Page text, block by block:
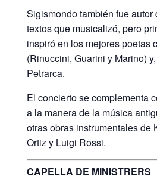
Sigismondo también fue
textos que musicalizó, pero
inspiró en los mejores poetas
(Rinuccini, Guarini y Marino)
Petrarca.
El concierto se complementa
a la manera de la música
otras obras instrumentales de
Ortiz y Luigi Rossi.
CAPELLA DE MINISTRERS